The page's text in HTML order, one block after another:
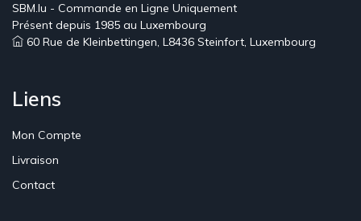
SBM.lu - Commande en Ligne Uniquement
Présent depuis 1985 au Luxembourg
60 Rue de Kleinbettingen, L8436 Steinfort, Luxembourg
Liens
Mon Compte
Livraison
Contact